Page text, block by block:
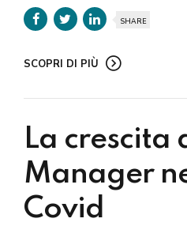
SHARE
SCOPRI DI PIÙ
La crescita
Manager
Covid